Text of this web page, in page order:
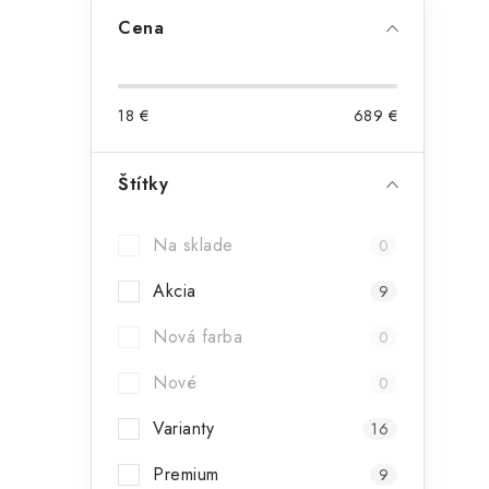
Cena
18 € 689 €
Štítky
Na sklade 0
Akcia 9
Nová farba 0
Nové 0
Varianty 16
Premium 9